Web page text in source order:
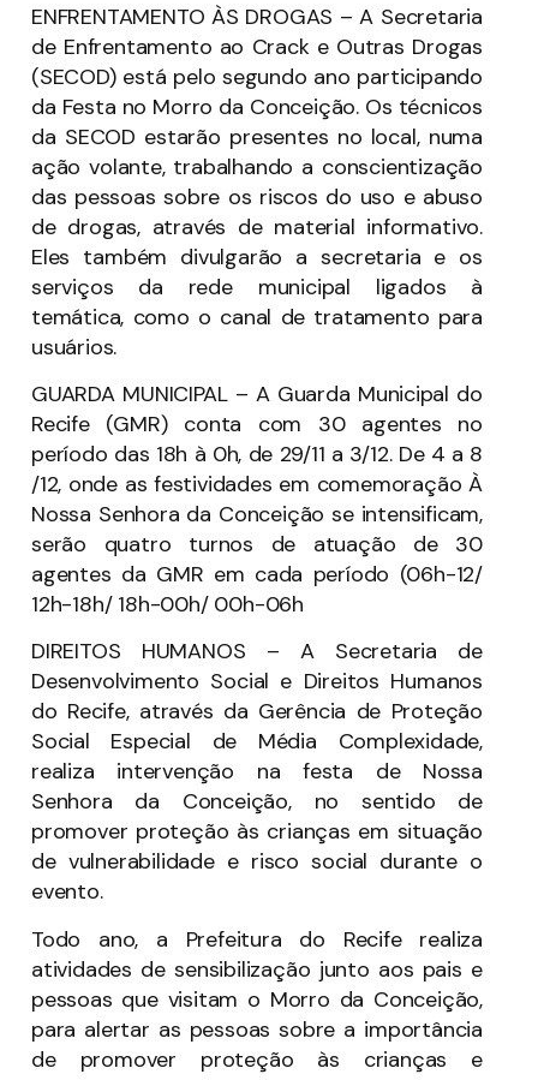
ENFRENTAMENTO ÀS DROGAS – A Secretaria
de Enfrentamento ao Crack e Outras Drogas
(SECOD) está pelo segundo ano participando
da Festa no Morro da Conceição. Os técnicos
da SECOD estarão presentes no local, numa
ação volante, trabalhando a conscientização
das pessoas sobre os riscos do uso e abuso
de drogas, através de material informativo.
Eles também divulgarão a secretaria e os
serviços da rede municipal ligados à
temática, como o canal de tratamento para
usuários.
GUARDA MUNICIPAL – A Guarda Municipal do
Recife (GMR) conta com 30 agentes no
período das 18h à 0h, de 29/11 a 3/12. De 4 a 8
/12, onde as festividades em comemoração À
Nossa Senhora da Conceição se intensificam,
serão quatro turnos de atuação de 30
agentes da GMR em cada período (06h-12/
12h-18h/ 18h-00h/ 00h-06h
DIREITOS HUMANOS – A Secretaria de
Desenvolvimento Social e Direitos Humanos
do Recife, através da Gerência de Proteção
Social Especial de Média Complexidade,
realiza intervenção na festa de Nossa
Senhora da Conceição, no sentido de
promover proteção às crianças em situação
de vulnerabilidade e risco social durante o
evento.
Todo ano, a Prefeitura do Recife realiza
atividades de sensibilização junto aos pais e
pessoas que visitam o Morro da Conceição,
para alertar as pessoas sobre a importância
de promover proteção às crianças e